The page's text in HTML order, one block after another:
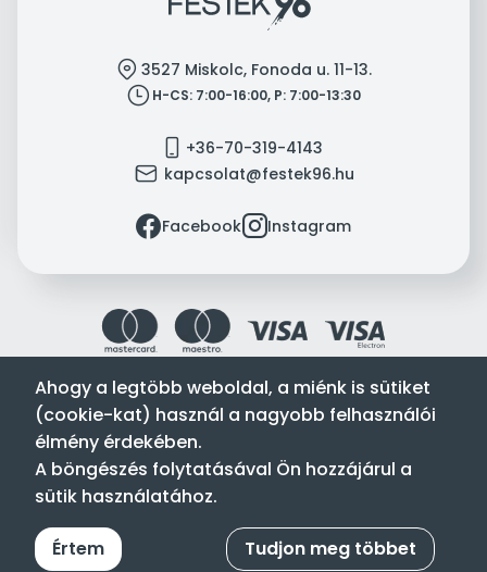
location 3527 Miskolc, Fonoda u. 11-13.
clock H-CS: 7:00-16:00, P: 7:00-13:30
mobile +36-70-319-4143
mail kapcsolat@festek96.hu
facebookFacebookinstagramInstagram
Festék’96 Kft. © 1996-2024. Minden jog fenntartva.
Tervezte és készítette:
forgalmazója.
Ahogy a legtöbb weboldal, a miénk is sütiket
(cookie-kat) használ a nagyobb felhasználói
élmény érdekében.
A böngészés folytatásával Ön hozzájárul a
sütik használatához.
Értem Tudjon meg többet